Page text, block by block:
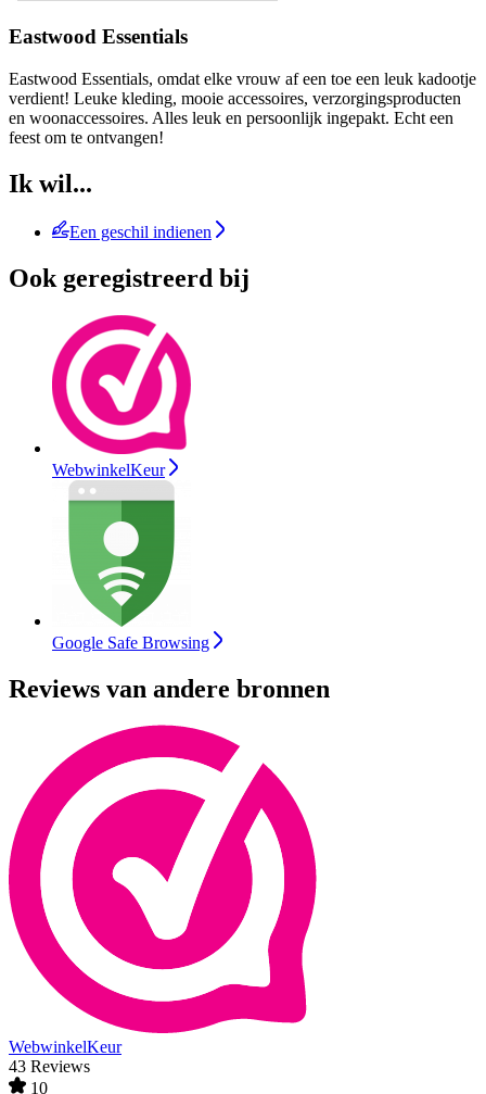
Eastwood Essentials
Eastwood Essentials, omdat elke vrouw af een toe een leuk kadootje
verdient! Leuke kleding, mooie accessoires, verzorgingsproducten
en woonaccessoires. Alles leuk en persoonlijk ingepakt. Echt een
feest om te ontvangen!
Ik wil...
Een geschil indienen
Ook geregistreerd bij
WebwinkelKeur
Google Safe Browsing
Reviews van andere bronnen
WebwinkelKeur
43 Reviews
10